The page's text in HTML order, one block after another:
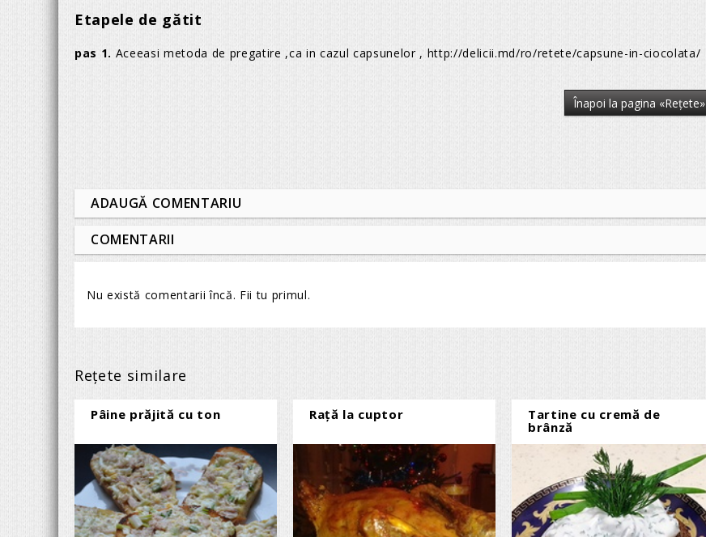
Etapele de gătit
pas 1. Aceeasi metoda de pregatire ,ca in cazul capsunelor , http://delicii.md/ro/retete/capsune-in-ciocolata/
Înapoi la pagina «Reţete»
ADAUGĂ COMENTARIU
COMENTARII
Nu există comentarii încă. Fii tu primul.
Reţete similare
Pâine prăjită cu ton Rață la cuptor
Tartine cu cremă de
brânză